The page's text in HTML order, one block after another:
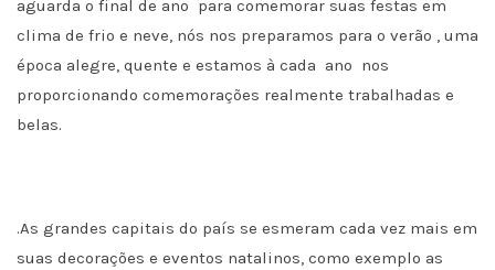
aguarda o final de ano para comemorar suas festas em
clima de frio e neve, nós nos preparamos para o verão , uma
época alegre, quente e estamos à cada ano nos
proporcionando comemorações realmente trabalhadas e
belas.
.As grandes capitais do país se esmeram cada vez mais em
suas decorações e eventos natalinos, como exemplo as